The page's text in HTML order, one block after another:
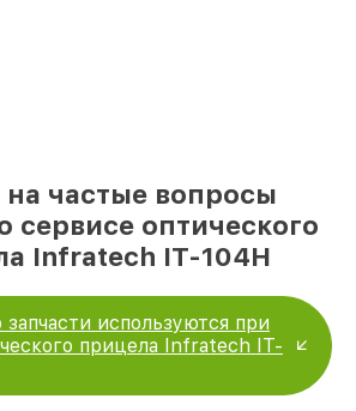
на частые вопросы
сервисе оптического
Infratech IT-104H
используются при
прицела Infratech IT-